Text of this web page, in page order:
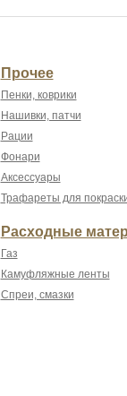
Прочее
Пенки, коврики
Нашивки, патчи
Рации
Фонари
Аксессуары
Трафареты для
Расходные
Газ
Камуфляжные ленты
Спреи, смазки